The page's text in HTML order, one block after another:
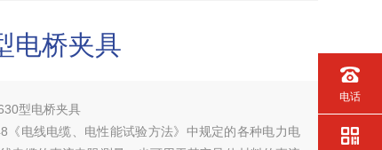
电桥夹具
型电桥夹具
《电线电缆、电性能试验方法》中规定的各种电力电
电话